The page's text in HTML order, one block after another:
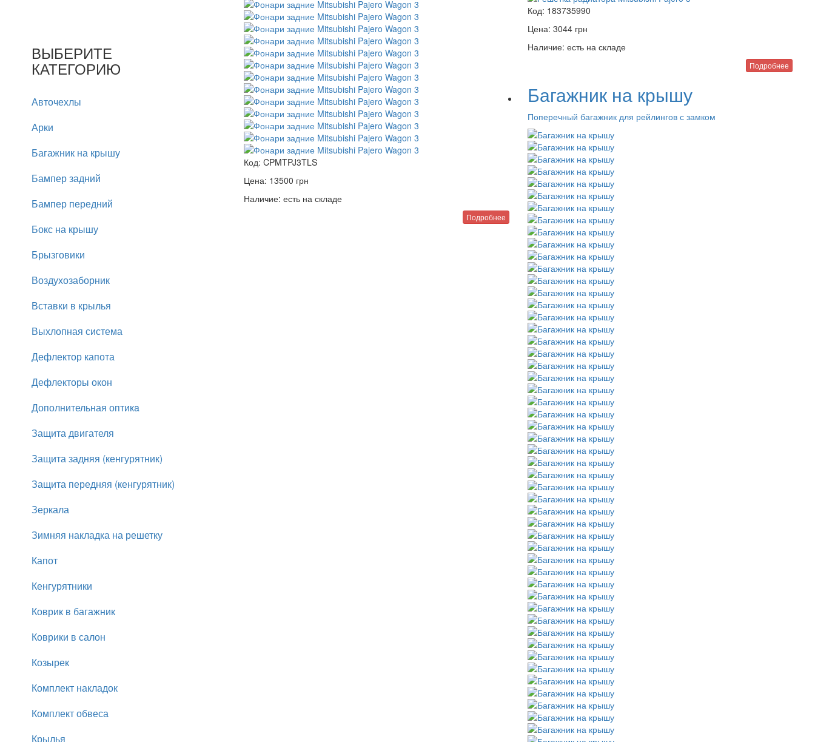
ВЫБЕРИТЕ
КАТЕГОРИЮ
Авточехлы
Арки
Багажник на крышу
Бампер задний
Бампер передний
Бокс на крышу
Брызговики
Воздухозаборник
Вставки в крылья
Выхлопная система
Дефлектор капота
Дефлекторы окон
Дополнительная оптикa
Защита двигателя
Защита задняя (кенгурятник)
Защита передняя (кенгурятник)
Зеркала
Зимняя накладка на решетку
Капот
Кенгурятники
Коврик в багажник
Коврики в салон
Козырек
Комплект накладок
Комплект обвеса
Крылья
Код: CPMTPJ3TLS
Цена: 13500 грн
Наличие: есть на складе
Подробнее
Код: 183735990
Цена: 3044 грн
Наличие: есть на складе
Подробнее
Багажник на крышу
Поперечный багажник для рейлингов с замком